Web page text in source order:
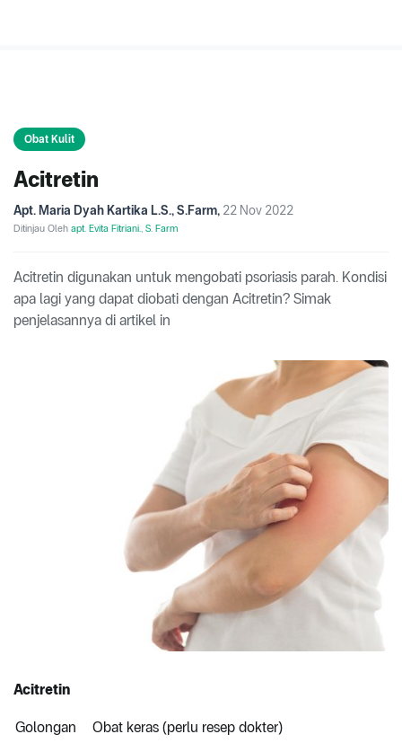
Obat Kulit
Acitretin
Apt. Maria Dyah Kartika L.S., S.Farm, 22 Nov 2022
Ditinjau Oleh apt. Evita Fitriani., S. Farm
Acitretin digunakan untuk mengobati psoriasis parah. Kondisi
apa lagi yang dapat diobati dengan Acitretin? Simak
penjelasannya di artikel in
Acitretin
Golongan Obat keras (perlu resep dokter)